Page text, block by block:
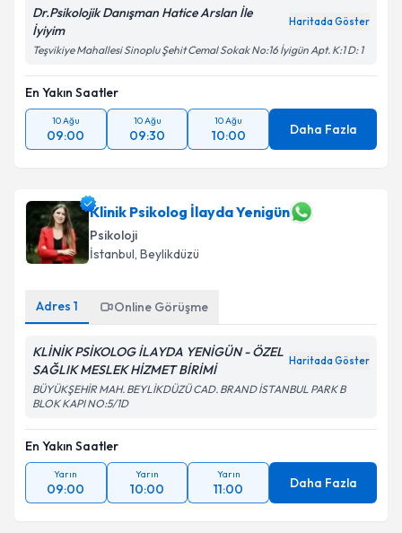
Dr.Psikolojik Danışman Hatice Arslan İle
İyiyim
Haritada Göster
Teşvikiye Mahallesi Sinoplu Şehit Cemal Sokak No:16 İyigün Apt. K:1 D: 1
En Yakın Saatler
10 Ağu
09:00
10 Ağu
09:30
10 Ağu
10:00 Daha Fazla
Klinik Psikolog İlayda Yenigün
Psikoloji
İstanbul, Beylikdüzü
Adres 1 Online Görüşme
KLİNİK PSİKOLOG İLAYDA YENİGÜN - ÖZEL
SAĞLIK MESLEK HİZMET BİRİMİ
Haritada Göster
BÜYÜKŞEHİR MAH. BEYLİKDÜZÜ CAD. BRAND İSTANBUL PARK B
BLOK KAPI NO:5/1D
En Yakın Saatler
Yarın
09:00
Yarın
10:00
Yarın
11:00 Daha Fazla